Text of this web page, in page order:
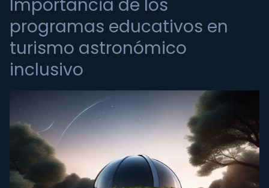
Importancia de los
programas educativos en
turismo astronómico
inclusivo